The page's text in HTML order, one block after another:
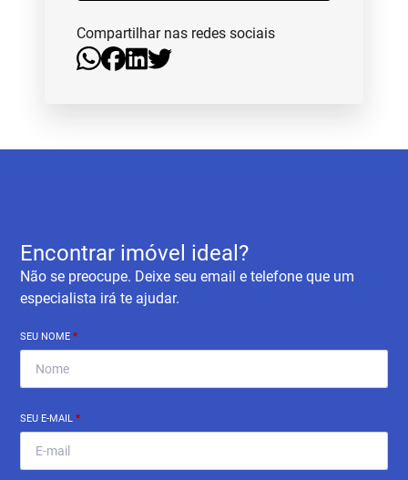
Compartilhar nas redes sociais
Encontrar imóvel ideal?
Não se preocupe. Deixe seu email e telefone que um
especialista irá te ajudar.
SEU NOME*
SEU E-MAIL*